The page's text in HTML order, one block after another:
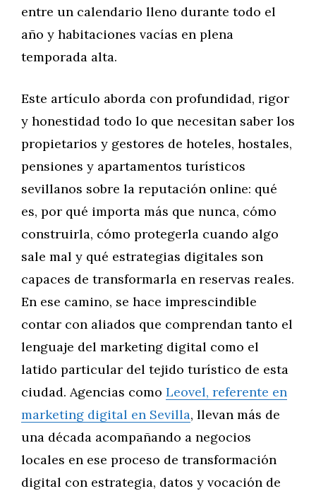
entre un calendario lleno durante todo el
año y habitaciones vacías en plena
temporada alta.
Este artículo aborda con profundidad, rigor
y honestidad todo lo que necesitan saber los
propietarios y gestores de hoteles, hostales,
pensiones y apartamentos turísticos
sevillanos sobre la reputación online: qué
es, por qué importa más que nunca, cómo
construirla, cómo protegerla cuando algo
sale mal y qué estrategias digitales son
capaces de transformarla en reservas reales.
En ese camino, se hace imprescindible
contar con aliados que comprendan tanto el
lenguaje del marketing digital como el
latido particular del tejido turístico de esta
ciudad. Agencias como Leovel, referente en
marketing digital en Sevilla, llevan más de
una década acompañando a negocios
locales en ese proceso de transformación
digital con estrategia, datos y vocación de